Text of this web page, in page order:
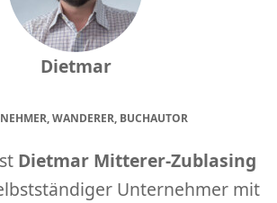
Dietmar
WANDERER, BUCHAUTOR
Dietmar Mitterer-Zublasing
Unternehmer mit